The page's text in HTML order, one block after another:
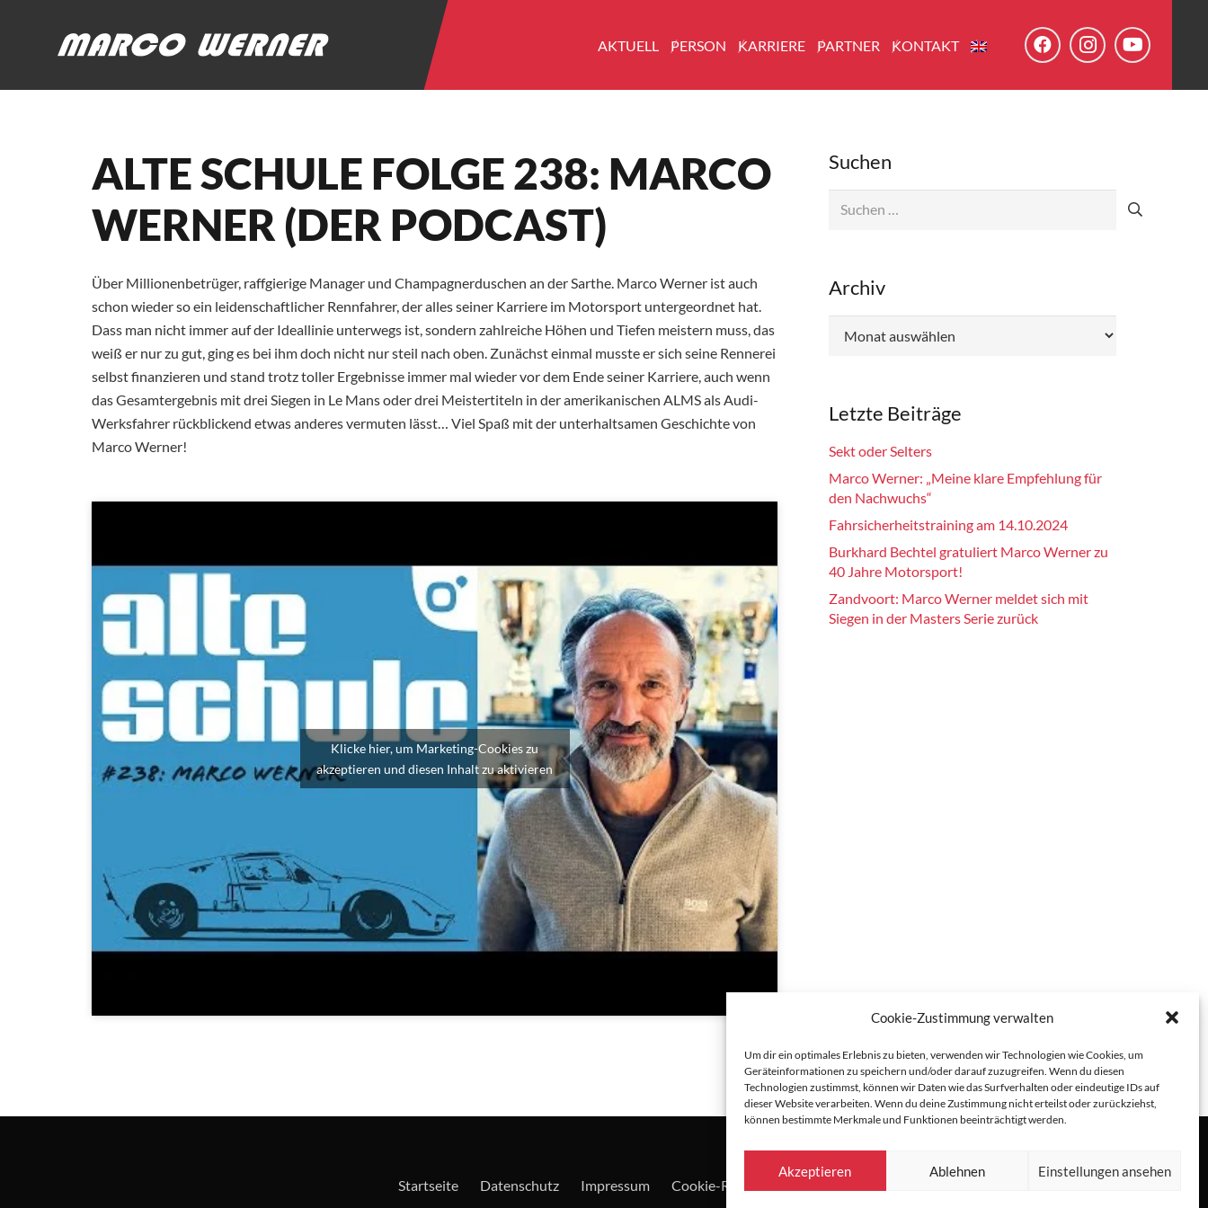
Cookie-Zustimmung verwalten
Um dir ein optimales Erlebnis zu bieten, verwenden wir Technologien wie Cookies, um
Geräteinformationen zu speichern und/oder darauf zuzugreifen. Wenn du diesen
Technologien zustimmst, können wir Daten wie das Surfverhalten oder eindeutige IDs auf
dieser Website verarbeiten. Wenn du deine Zustimmung nicht erteilst oder zurückziehst,
können bestimmte Merkmale und Funktionen beeinträchtigt werden.
Akzeptieren Ablehnen Einstellungen ansehen
AKTUELL PERSON KARRIERE PARTNER KONTAKT
ALTE SCHULE FOLGE 238: MARCO
WERNER (DER PODCAST)
Über Millionenbetrüger, raffgierige Manager und Champagnerduschen an der Sarthe. Marco Werner ist auch
schon wieder so ein leidenschaftlicher Rennfahrer, der alles seiner Karriere im Motorsport untergeordnet hat.
Dass man nicht immer auf der Ideallinie unterwegs ist, sondern zahlreiche Höhen und Tiefen meistern muss, das
weiß er nur zu gut, ging es bei ihm doch nicht nur steil nach oben. Zunächst einmal musste er sich seine Rennerei
selbst finanzieren und stand trotz toller Ergebnisse immer mal wieder vor dem Ende seiner Karriere, auch wenn
das Gesamtergebnis mit drei Siegen in Le Mans oder drei Meistertiteln in der amerikanischen ALMS als Audi-
Werksfahrer rückblickend etwas anderes vermuten lässt… Viel Spaß mit der unterhaltsamen Geschichte von
Marco Werner!
Klicke hier, um Marketing-Cookies zu
akzeptieren und diesen Inhalt zu aktivieren
Suchen
Archiv
Letzte Beiträge
Sekt oder Selters
Marco Werner: „Meine klare Empfehlung für
den Nachwuchs“
Fahrsicherheitstraining am 14.10.2024
Burkhard Bechtel gratuliert Marco Werner zu
40 Jahre Motorsport!
Zandvoort: Marco Werner meldet sich mit
Siegen in der Masters Serie zurück
Startseite Datenschutz Impressum Cookie-Richtlinie (EU)